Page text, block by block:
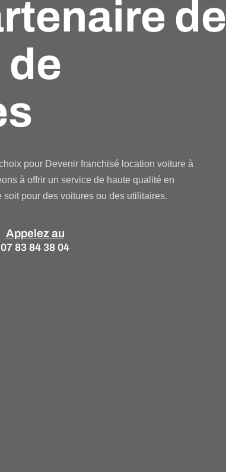
de
pour Devenir franchisé location voiture à
à offrir un service de haute qualité en
pour des voitures ou des utilitaires.
Appelez au
07 83 84 38 04